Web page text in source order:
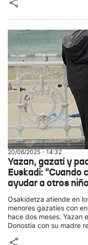
20/06/2025 - 14:32
Yazan, gazatí y
Euskadi:
ayudar a otros
Osakidetza atiende en
menores gazatíes con
hace dos meses. Yazan
Donostia con su madre